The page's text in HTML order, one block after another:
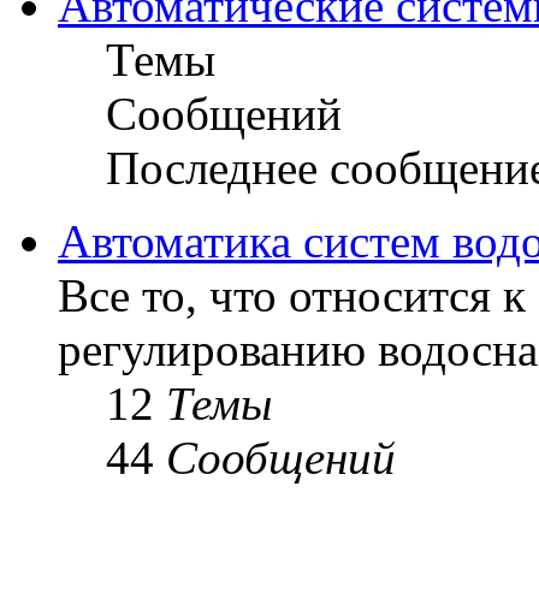
Темы
Сообщений
Последнее
Автоматика систем
Все то, что относится
регулированию
12 Темы
44 Сообщений